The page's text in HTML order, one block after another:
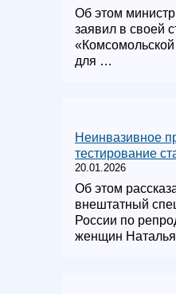
Об этом
заявил в своей
для …
Неинвазивное
тестирование
20.01.2026
Об этом
внештатный
России по
женщин